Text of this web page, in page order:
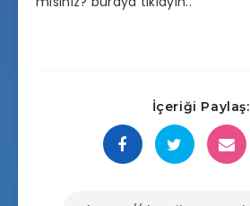
İçeriği Paylaş: